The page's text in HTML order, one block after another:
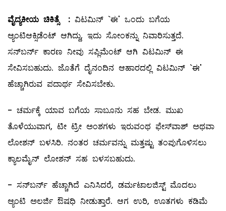
ವೈದ್ಯಕೀಯ ಚಿಕಿತ್ಸೆ : ವಿಟಮಿನ್‌ `ಈ' ಒಂದು ಬಗೆಯ
ಆ್ಯಂಟಿಆಕ್ಸಿಡೆಂಟ್‌ ಆಗಿದ್ದು, ಇದು ಸೋಂಕನ್ನು ನಿವಾರಿಸುತ್ತದೆ.
ಸನ್‌ಬರ್ನ್‌ ಕಾರಣ ನೀವು ಸಪ್ಲಿಮೆಂಟ್‌ ಆಗಿ ವಿಟಮಿನ್‌ ಈ
ಸೇವಿಸಬಹುದು. ಜೊತೆಗೆ ದೈನಂದಿನ ಆಹಾರದಲ್ಲಿ ವಿಟಮಿನ್‌ `ಈ'
ಹೆಚ್ಚಾಗಿರುವ ಪದಾರ್ಥ ಸೇವಿಸಬೇಕು.
- ಚರ್ಮಕ್ಕೆ ಯಾವ ಬಗೆಯ ಸಾಬೂನು ಸಹ ಬೇಡ. ಮುಖ
ತೊಳೆಯುವಾಗ, ಟೀ ಟ್ರೀ ಅಂಶಗಳು ಇರುವಂಥ ಫೇಸ್‌ವಾಶ್‌ ಅಥವಾ
ಲೋಶನ್‌ ಬಳಸಿರಿ. ನಂತರ ಚರ್ಮವನ್ನು ಮತ್ತಷ್ಟು ತಂಪುಗೊಳಿಸಲು
ಕ್ಯಾಲಮೈನ್‌ ಲೋಶನ್‌ ಸಹ ಬಳಸಬಹುದು.
- ಸನ್‌ಬರ್ನ್‌ ಹೆಚ್ಚಾಗಿದೆ ಎನಿಸಿದರೆ, ಡರ್ಮಟಾಲಜಿಸ್ಟ್ ಮೊದಲು
ಆ್ಯಂಟಿ ಅಲರ್ಜಿ ಔಷಧಿ ನೀಡುತ್ತಾರೆ. ಆಗ ಉರಿ, ಊತಗಳು ಕಡಿಮೆ